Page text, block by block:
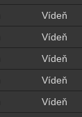
Vídeň
Vídeň
Vídeň
Vídeň
Vídeň